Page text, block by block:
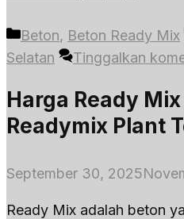
Kategori
Beton, Beton Ready Mix
Selatan
Tinggalkan
Harga Ready
Readymix Plant
September 30, 2025
Ready Mix adalah beton